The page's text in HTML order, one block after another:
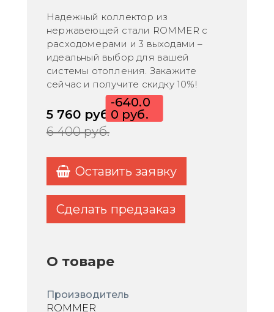
Надежный коллектор из
нержавеющей стали ROMMER с
расходомерами и 3 выходами –
идеальный выбор для вашей
системы отопления. Закажите
сейчас и получите скидку 10%!
5 760 руб.
6 400руб.
-640.0
0 руб.
Оставить заявку
Сделать предзаказ
О товаре
Производитель
ROMMER